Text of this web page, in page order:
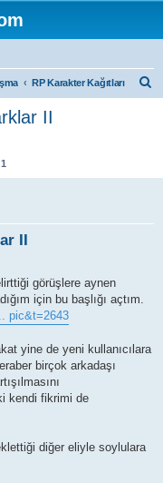
RP Karakter Kağıtları
II
1
II
görüşlere aynen
için bu başlığı açtım.
pic&t=2643
yine de yeni kullanıcılara
birçok arkadaşı
kendi fikrimi de
diğer eliyle soylulara